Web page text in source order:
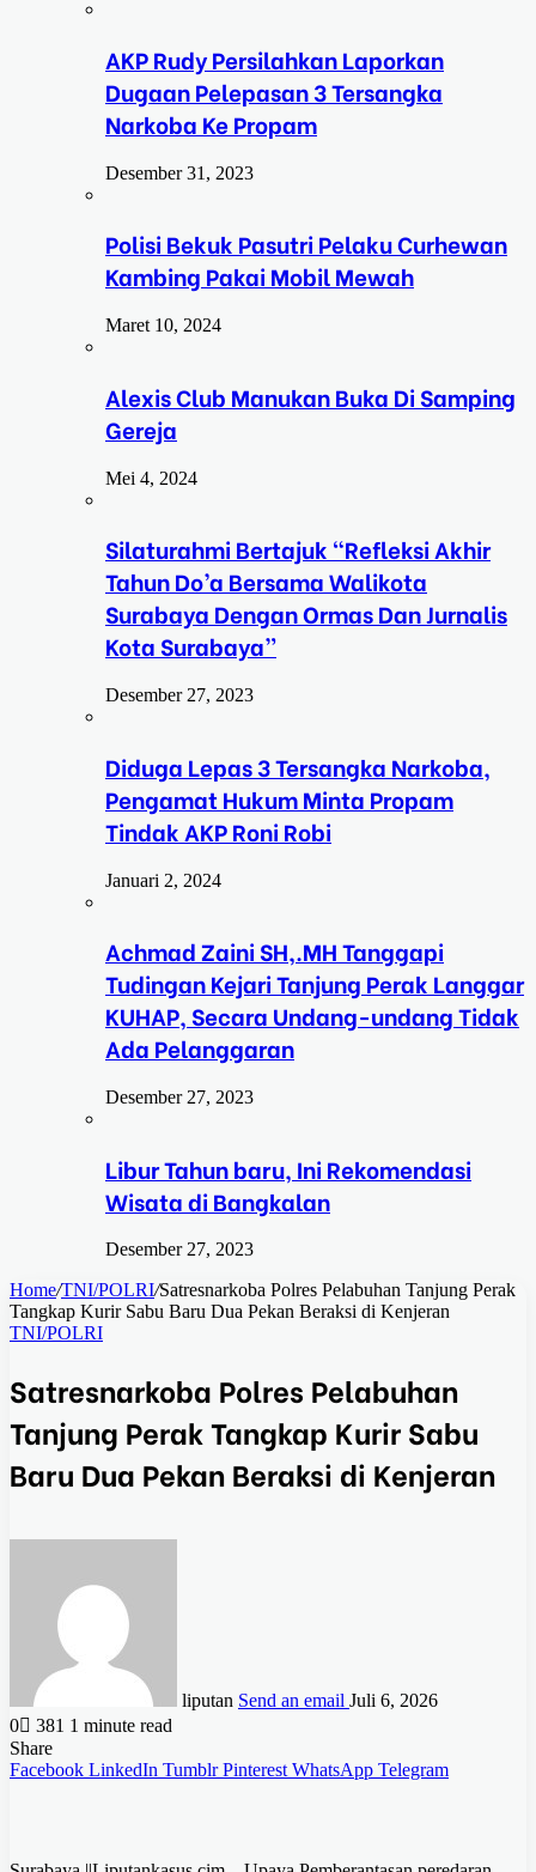
AKP Rudy Persilahkan Laporkan
Dugaan Pelepasan 3 Tersangka
Narkoba Ke Propam
Desember 31, 2023
Polisi Bekuk Pasutri Pelaku Curhewan
Kambing Pakai Mobil Mewah
Maret 10, 2024
Alexis Club Manukan Buka Di Samping
Gereja
Mei 4, 2024
Silaturahmi Bertajuk “Refleksi Akhir
Tahun Do’a Bersama Walikota
Surabaya Dengan Ormas Dan Jurnalis
Kota Surabaya”
Desember 27, 2023
Diduga Lepas 3 Tersangka Narkoba,
Pengamat Hukum Minta Propam
Tindak AKP Roni Robi
Januari 2, 2024
Achmad Zaini SH,.MH Tanggapi
Tudingan Kejari Tanjung Perak Langgar
KUHAP, Secara Undang-undang Tidak
Ada Pelanggaran
Desember 27, 2023
Libur Tahun baru, Ini Rekomendasi
Wisata di Bangkalan
Desember 27, 2023
Home/TNI/POLRI/Satresnarkoba Polres Pelabuhan Tanjung Perak
Tangkap Kurir Sabu Baru Dua Pekan Beraksi di Kenjeran
TNI/POLRI
Satresnarkoba Polres Pelabuhan
Tanjung Perak Tangkap Kurir Sabu
Baru Dua Pekan Beraksi di Kenjeran
liputan Send an email Juli 6, 2026
0
381 1 minute read
Share
Facebook LinkedIn Tumblr Pinterest WhatsApp Telegram